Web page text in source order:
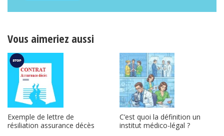
Vous aimeriez aussi
Exemple de lettre de
résiliation assurance décès
C’est quoi la définition un
institut médico-légal ?